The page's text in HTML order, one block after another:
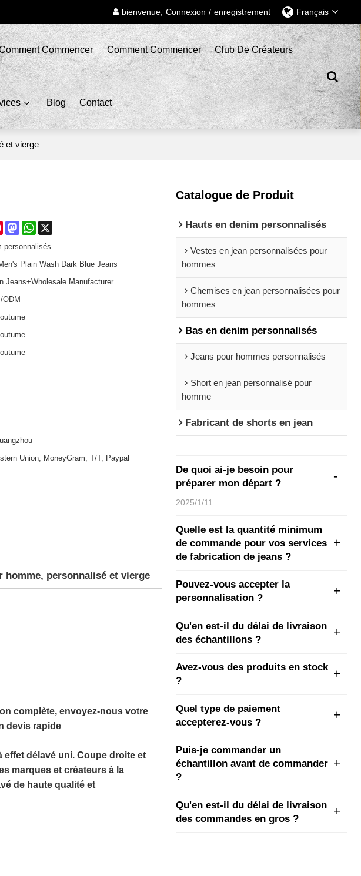
bienvenue, Connexion / enregistrement Français
Commencer Comment Commencer Club De Créateurs
Blog Contact
et vierge
PinterestMastodonWhatsApp
personnalisés
Plain Wash Dark Blue Jeans
Jeans+Wholesale Manufacturer
ODM
Union, MoneyGram, T/T, Paypal
homme, personnalisé et vierge
complète, envoyez-nous votre
devis rapide
effet délavé uni. Coupe droite et
marques et créateurs à la
de haute qualité et
Catalogue de Produit
Hauts en denim personnalisés
Vestes en jean personnalisées pour
hommes
Chemises en jean personnalisées pour
hommes
Bas en denim personnalisés
Jeans pour hommes personnalisés
Short en jean personnalisé pour
homme
Fabricant de shorts en jean
De quoi ai-je besoin pour
préparer mon départ ?
2025/1/11
Quelle est la quantité minimum
de commande pour vos services
de fabrication de jeans ?
Pouvez-vous accepter la
personnalisation ?
Qu'en est-il du délai de livraison
des échantillons ?
Avez-vous des produits en stock
?
Quel type de paiement
accepterez-vous ?
Puis-je commander un
échantillon avant de commander
?
Qu'en est-il du délai de livraison
des commandes en gros ?